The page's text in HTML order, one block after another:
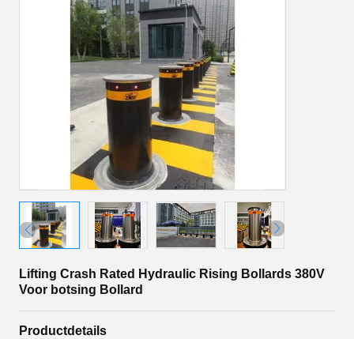
Lifting Crash Rated Hydraulic Rising Bollards 380V
Voor botsing Bollard
Productdetails